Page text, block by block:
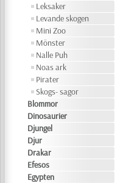
Leksaker
Levande skogen
Mini Zoo
Mönster
Nalle Puh
Noas ark
Pirater
Skogs- sagor
Blommor
Dinosaurier
Djungel
Djur
Drakar
Efesos
Egypten